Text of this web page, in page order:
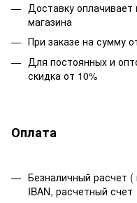
Доставку оплачивает
магазина
При заказе на сумму
Для постоянных и
скидка от 10%
Оплата
Безналичный расчет (
IBAN, расчетный счет